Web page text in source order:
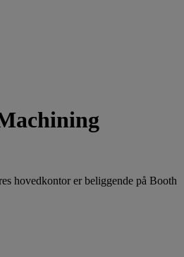
hovedkontor er beliggende på Booth